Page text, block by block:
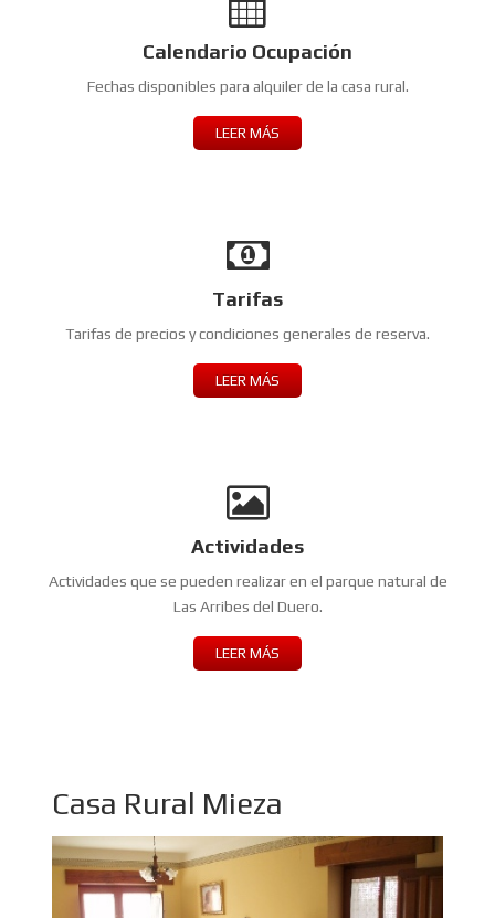
Calendario Ocupación
Fechas disponibles para alquiler de la casa rural.
LEER MÁS
Tarifas
Tarifas de precios y condiciones generales de reserva.
LEER MÁS
Actividades
Actividades que se pueden realizar en el parque natural de
Las Arribes del Duero.
LEER MÁS
Casa Rural Mieza